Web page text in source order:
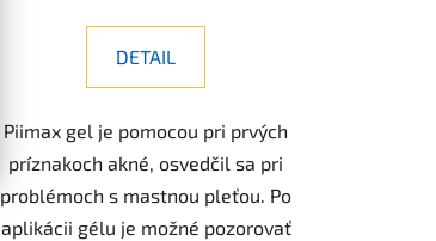
DETAIL
Piimax gel je pomocou pri prvých
príznakoch akné, osvedčil sa pri
problémoch s mastnou pleťou. Po
aplikácii gélu je možné pozorovať